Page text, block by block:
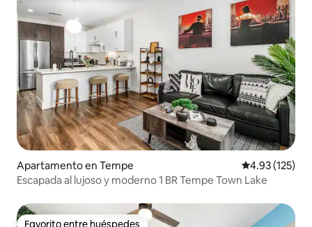
Apartamento en Tempe Calificación
4.93 (125)
Escapada al lujoso y moderno 1 BR Tempe Town Lake